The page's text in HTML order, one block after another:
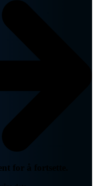
for å fortsette.